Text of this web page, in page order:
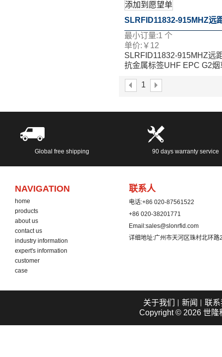
添加到愿望单
SLRFID11832-915MHZ远
抗金属标签UHF EPC G2烟
盘管理标签
最小订量:1 个
单价: ￥ 12
SLRFID11832-915MHZ远
抗金属标签UHF EPC G2烟
1
Global free shipping 90 days warranty service
NAVIGATION
home
products
about us
contact us
industry information
expert's information
customer
case
联系人
电话:+86 020-87561522
+86 020-38201771
Email:sales@slonrfid.com
详细地址:广州市天河区珠村北环
关于我们 新闻
联
Copyright © 2026 世隆